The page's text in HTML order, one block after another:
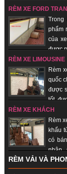
100%. Hàng sản
RÈM XE FORD
Trong
phẩm
của
được
giao hàng nhanh, uy
RÈM XE LIMOUSINE
Rèm
quốc
được
tốt,
hàng nhanh, uy tín,
RÈM XE KHÁCH
Rèm
khẩu
có
nhận,
thành rẻ, giao hàng
RÈM VẢI VÀ